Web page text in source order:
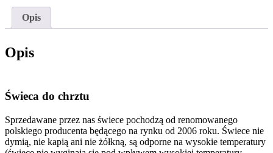
srebrnym
akcentem+
w
prezencie
Opis
Opis
Świeca do chrztu
Sprzedawane przez nas świece pochodzą od renomowanego
polskiego producenta będącego na rynku od 2006 roku. Świece nie
dymią, nie kapią ani nie żółkną, są odporne na wysokie temperatury